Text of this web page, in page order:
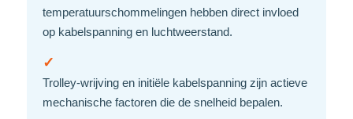
temperatuurschommelingen hebben direct invloed
op kabelspanning en luchtweerstand.
✓
Trolley-wrijving en initiële kabelspanning zijn actieve
mechanische factoren die de snelheid bepalen.